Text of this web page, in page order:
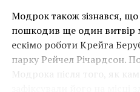
“Спочатку
розвитком
стало
Модрок також зізнався,
пошкодив ще один витвір
ескімо роботи Крейга
парку Рейчел Річардсон.
Модрока після того, як